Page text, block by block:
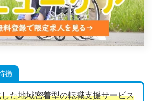
徴
た地域密着型の転職支援サービス